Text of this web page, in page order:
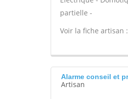
partielle -
Voir la fiche artisan :
Alarme conseil et
Artisan